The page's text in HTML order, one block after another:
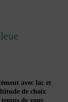
avec lac et
de choix
de vous